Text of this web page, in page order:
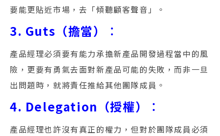
要能更貼近市場，去「傾聽顧客聲音」。
3. Guts（擔當） ：
產品經理必須要有能力承擔新產品開發過程當中的風
險，更要有勇氣去面對新產品可能的失敗，而非一旦
出問題時，就將責任推給其他團隊成員。
4. Delegation（授權） ：
產品經理也許沒有真正的權力，但對於團隊成員必須